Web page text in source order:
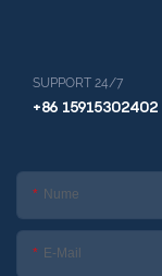
SUPPORT 24/7
+86 15915302402
Nume
E-Mail